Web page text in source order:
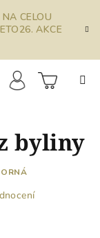
CELOU
AKCE
košík
byliny